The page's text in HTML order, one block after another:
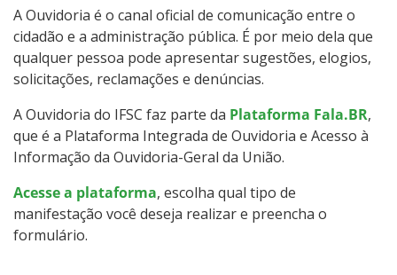
A Ouvidoria é o canal oficial de comunicação entre o
cidadão e a administração pública. É por meio dela que
qualquer pessoa pode apresentar sugestões, elogios,
solicitações, reclamações e denúncias.
A Ouvidoria do IFSC faz parte da Plataforma Fala.BR,
que é a Plataforma Integrada de Ouvidoria e Acesso à
Informação da Ouvidoria-Geral da União.
Acesse a plataforma, escolha qual tipo de
manifestação você deseja realizar e preencha o
formulário.